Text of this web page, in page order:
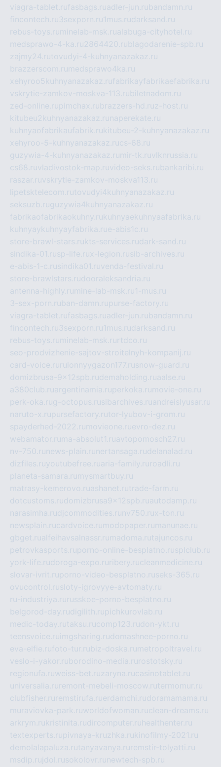
viagra-tablet.rufasbags.ruadler-jun.rubandamn.ru
fincontech.ru3sexporn.ru1mus.rudarksand.ru
rebus-toys.ru minelab-msk.rualabuga-cityhotel.ru
medsprawo-4-ka.ru2864420.rublagodarenie-spb.ru
zajmy24.rutovudyi-4-kuhnyanazakaz.ru
brazzerscom.ru medsprawo4ka.ru
xehyroo5kuhnyanazakaz.rufabrikayfabrikaefabrika.ru
vskrytie-zamkov-moskva-113.rubiletnadom.ru
zed-online.rupimchax.rubrazzers-hd.ruz-host.ru
kitubeu2kuhnyanazakaz.ru naperekate.ru
kuhnyaofabrikaufabrik.rukitubeu-2-kuhnyanazakaz.ru
xehyroo-5-kuhnyanazakaz.rucs-68.ru
guzywia-4-kuhnyanazakaz.ru mir-tk.ruvlknrussia.ru
cs68.ruvladivostok-map.ruvideo-seks.rubankaribi.ru
raszar.ruvskrytie-zamkov-moskva113.ru
lipetsktelecom.rutovudyi4kuhnyanazakaz.ru
seksuzb.ruguzywia4kuhnyanazakaz.ru
fabrikaofabrikaokuhny.rukuhnyaekuhnyaafabrika.ru
kuhnyaykuhnyayfabrika.rue-abis1c.ru
store-brawl-stars.rukts-services.rudark-sand.ru
sindika-01.rusp-life.rux-legion.rusib-archives.ru
e-abis-1-c.rusindika01.ruvenda-festival.ru
store-brawlstars.rudooraleksandria.ru
antenna-highly.ru mine-lab-msk.ru1-mus.ru
3-sex-porn.ruban-damn.rupurse-factory.ru
viagra-tablet.rufasbags.ruadler-jun.rubandamn.ru
fincontech.ru3sexporn.ru1mus.rudarksand.ru
rebus-toys.ru minelab-msk.ru rtdco.ru
seo-prodvizhenie-sajtov-stroitelnyh-kompanij.ru
card-voice.ru rulonnyygazon177.rusnow-guard.ru
domizbrusa-9x12spb.rudemaholding.ruaalse.ru
a380club.ruargentinamia.ruperkoka.ru movie-one.ru
perk-oka.rug-octopus.rusibarchives.ruandreislyusar.ru
naruto-x.rupursefactory.rutor-lyubov-i-grom.ru
spayderhed-2022.ru movieone.ruevro-dez.ru
webamator.ru ma-absolut1.ruavtopomosch27.ru
nv-750.ru news-plain.ru nertansaga.rudelanalad.ru
dizfiles.ruyoutubefree.ruaria-family.ru roadli.ru
planeta-samara.ru mysmartbuy.ru
matrasy-kemerovo.ruashanet.rutrade-farm.ru
dotcustoms.rudomizbrusa9x12spb.ruautodamp.ru
narasimha.rudjcommodities.ru nv750.rux-ton.ru
newsplain.rucardvoice.ru modopaper.ru manunae.ru
gbget.rualfeihavsalnassr.ru madoma.rutajuncos.ru
petrovkasports.ruporno-online-besplatno.rusplclub.ru
york-life.rudoroga-expo.ru ribery.rucleanmedicine.ru
slovar-ivrit.ruporno-video-besplatno.ruseks-365.ru
ovucontrol.rusloty-igrovyye-avtomaty.ru
ru-industriya.ru russkoe-porno-besplatno.ru
belgorod-day.rudigilith.rupichkurovlab.ru
medic-today.rutaksu.rucomp123.rudon-ykt.ru
teensvoice.ru imgsharing.rudomashnee-porno.ru
eva-elfie.rufoto-tur.rubiz-doska.ru metropoltravel.ru
veslo-i-yakor.ruborodino-media.ru rostotsky.ru
regionufa.ruweiss-bet.ruzaryna.rucasinotablet.ru
universalia.ru remont-mebeli-moscow.rutermomur.ru
clubfisher.ru remstirufa.ruerdamchi.rudoramamama.ru
muraviovka-park.ruworldofwoman.ruclean-dreams.ru
arkrym.rukristinita.rudircomputer.ru healthenter.ru
textexperts.rupivnaya-kruzhka.rukinofilmy-2021.ru
demolalapaluza.rutanyavanya.ru remstir-tolyatti.ru
msdip.ru jdol.rusokolovr.ru newtech-spb.ru